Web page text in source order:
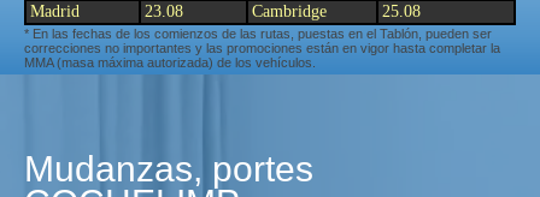
Madrid
23.08 Cambridge 25.08
* En las fechas de los comienzos de las rutas, puestas en el Tablón, pueden ser
correcciones no importantes y las promociones están en vigor hasta completar la
MMA (masa máxima autorizada) de los vehículos.
Mudanzas, portes